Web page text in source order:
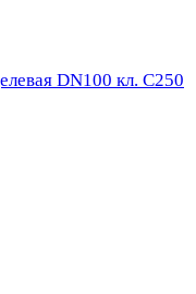
DN100 кл. С250